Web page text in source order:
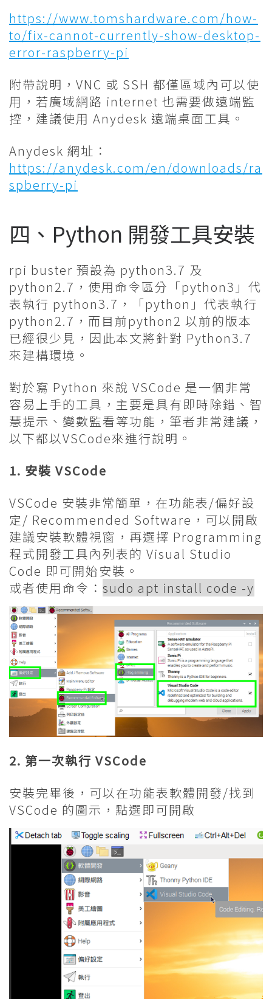
https://www.tomshardware.com/how-
to/fix-cannot-currently-show-desktop-
error-raspberry-pi
附帶說明，VNC 或 SSH 都僅區域內可以使
用，若廣域網路 internet 也需要做遠端監
控，建議使用 Anydesk 遠端桌面工具。
Anydesk 網址：
https://anydesk.com/en/downloads/ra
spberry-pi
四、Python 開發工具安裝
rpi buster 預設為 python3.7 及
python2.7，使用命令區分「python3」代
表執行 python3.7，「python」代表執行
python2.7，而目前python2 以前的版本
已經很少見，因此本文將針對 Python3.7
來建構環境。
對於寫 Python 來說 VSCode 是一個非常
容易上手的工具，主要是具有即時除錯、智
慧提示、變數監看等功能，筆者非常建議，
以下都以VSCode來進行說明。
1. 安裝 VSCode
VSCode 安裝非常簡單，在功能表/偏好設
定/ Recommended Software，可以開啟
建議安裝軟體視窗，再選擇 Programming
程式開發工具內列表的 Visual Studio
Code 即可開始安裝。
或者使用命令： sudo apt install code -y
2. 第一次執行 VSCode
安裝完畢後，可以在功能表軟體開發/找到
VSCode 的圖示，點選即可開啟